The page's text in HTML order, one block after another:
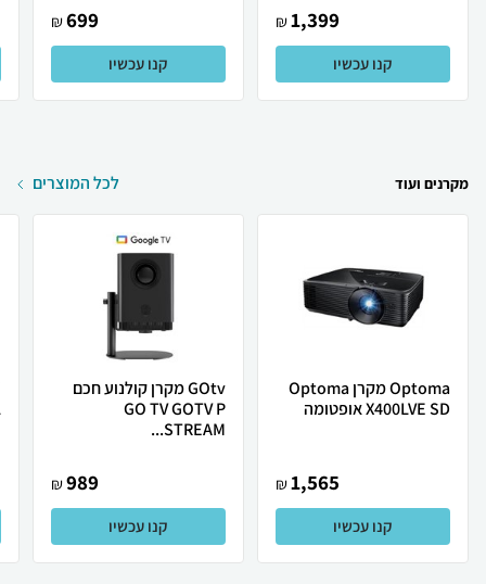
1,399
₪
קנו עכשיו
699
₪
קנו עכשיו
מקרנים ועוד לכל המוצרים
Optoma מקרן Optoma
X400LVE SD אופטומה
1,565
₪
קנו עכשיו
GOtv מקרן קולנוע חכם
GO TV GOTV P
STREAM...
989
₪
קנו עכשיו